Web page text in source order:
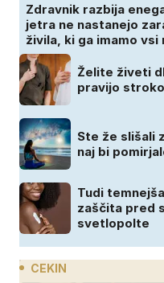
Zdravnik razbija
jetra ne nastanejo
živila, ki ga imamo vsi
Želite živeti
pravijo
Ste že slišali
naj bi
Tudi
zaščita pred
svetlopolte
CEKIN